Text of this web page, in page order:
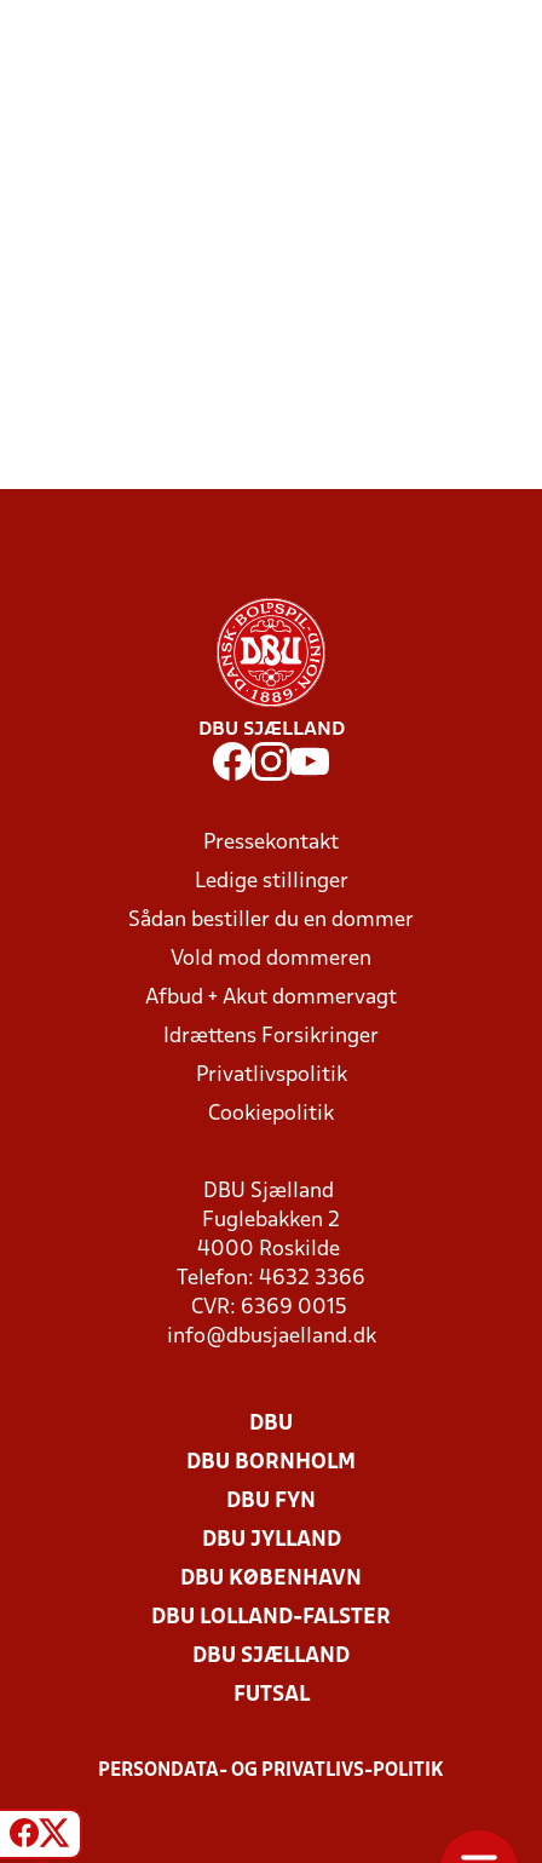
DBU SJÆLLAND
Pressekontakt
Ledige stillinger
Sådan bestiller du en dommer
Vold mod dommeren
Afbud + Akut dommervagt
Idrættens Forsikringer
Privatlivspolitik
Cookiepolitik
DBU Sjælland
Fuglebakken 2
4000 Roskilde
Telefon: 4632 3366
CVR: 6369 0015
info@dbusjaelland.dk
DBU
DBU BORNHOLM
DBU FYN
DBU JYLLAND
DBU KØBENHAVN
DBU LOLLAND-FALSTER
DBU SJÆLLAND
FUTSAL
PERSONDATA- OG PRIVATLIVS-POLITIK